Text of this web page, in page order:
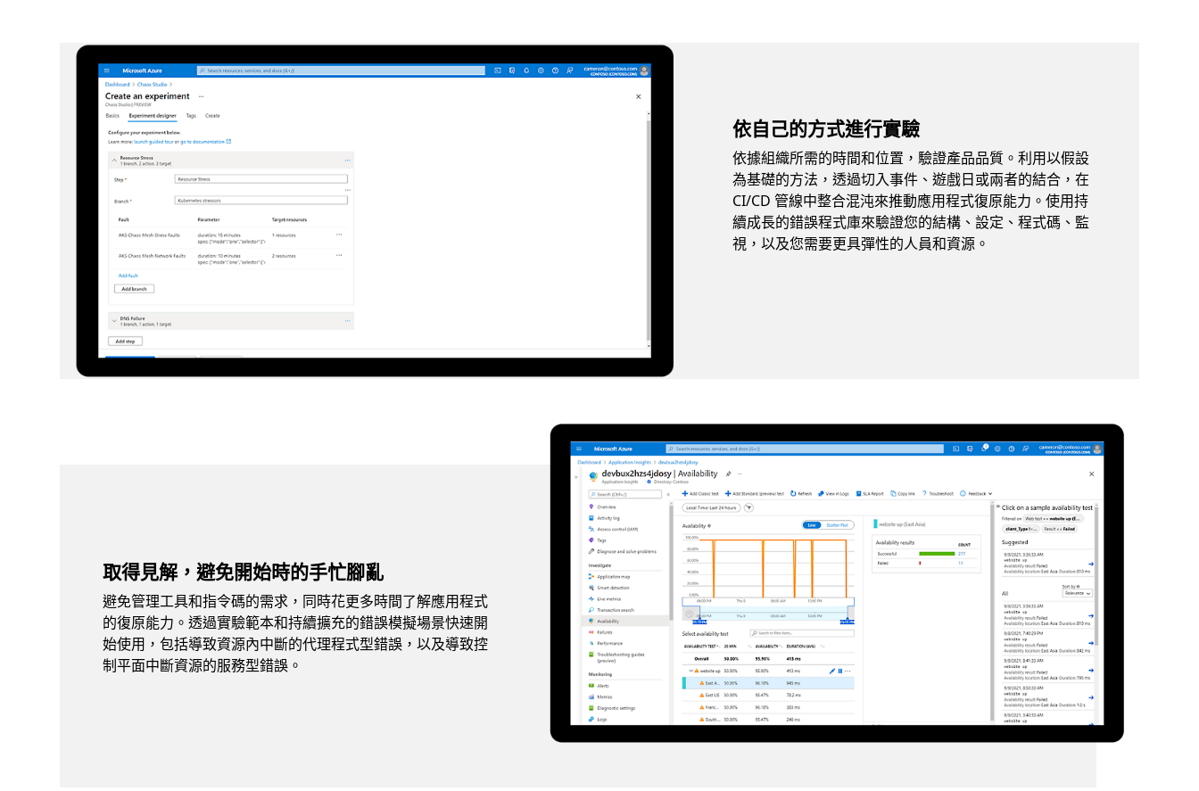
依自己的方式進行實驗
依據組織所需的時間和位置，驗證產品品質。利用以假設
為基礎的方法，透過切入事件、遊戲日或兩者的結合，在
CI/CD 管線中整合混沌來推動應用程式復原能力。使用持
續成長的錯誤程式庫來驗證您的結構、設定、程式碼、監
視，以及您需要更具彈性的人員和資源。
取得見解，避免開始時的手忙腳亂
避免管理工具和指令碼的需求，同時花更多時間了解應用程式
的復原能力。透過實驗範本和持續擴充的錯誤模擬場景快速開
始使用，包括導致資源內中斷的代理程式型錯誤，以及導致控
制平面中斷資源的服務型錯誤。